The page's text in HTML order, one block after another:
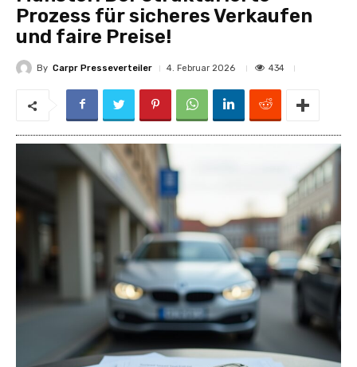
Prozess für sicheres Verkaufen
und faire Preise!
By Carpr Presseverteiler 4. Februar 2026 434